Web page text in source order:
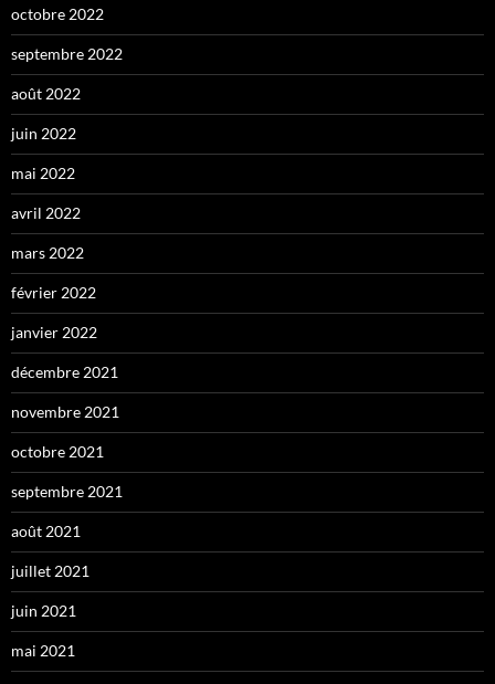
octobre 2022
septembre 2022
août 2022
juin 2022
mai 2022
avril 2022
mars 2022
février 2022
janvier 2022
décembre 2021
novembre 2021
octobre 2021
septembre 2021
août 2021
juillet 2021
juin 2021
mai 2021